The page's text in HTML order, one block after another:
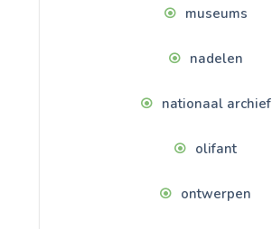
museums
nadelen
nationaal archief
olifant
ontwerpen